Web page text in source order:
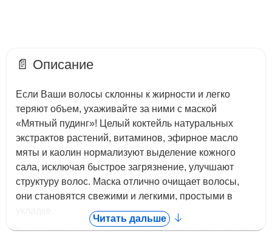
498 руб.
Маска косметическая сухая
«Спирулина актив» 30 гр
📄 Описание
Если Ваши волосы склонны к жирности и легко
теряют объем, ухаживайте за ними с маской
«Мятный пудинг»! Целый коктейль натуральных
экстрактов растений, витаминов, эфирное масло
мяты и каолин нормализуют выделение кожного
сала, исключая быстрое загрязнение, улучшают
структуру волос. Маска отлично очищает волосы,
они становятся свежими и легкими, простыми в
Косметическая продукция по уходу за волосами серии
Читать дальше